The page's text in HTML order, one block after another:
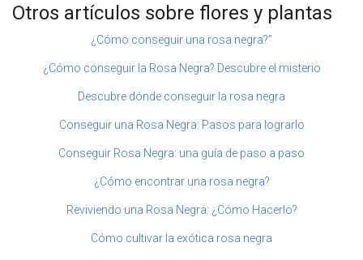
Otros artículos sobre flores y plantas
¿Cómo conseguir una rosa negra?”
¿Cómo conseguir la Rosa Negra? Descubre el misterio
Descubre dónde conseguir la rosa negra
Conseguir una Rosa Negra: Pasos para lograrlo
Conseguir Rosa Negra: una guía de paso a paso
¿Cómo encontrar una rosa negra?
Reviviendo una Rosa Negra: ¿Cómo Hacerlo?
Cómo cultivar la exótica rosa negra